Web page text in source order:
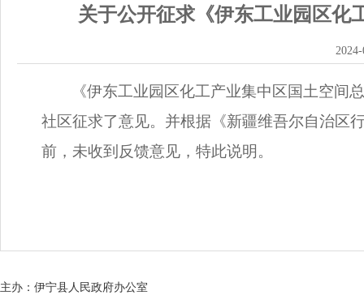
关于公开征求《伊东工业园区化
《伊东工业园区化工产业集中区国土空间
社区征求了意见。并根据《新疆维吾尔自治区
前，未收到反馈意见，特此说明。
主办：伊宁县人民政府办公室